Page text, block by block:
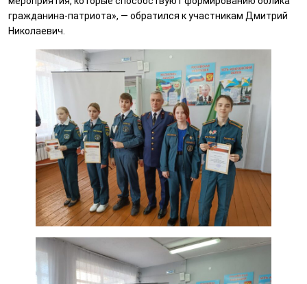
гражданина-патриота», — обратился к участникам Дмитрий
Николаевич.